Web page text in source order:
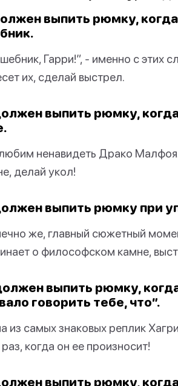
выпить рюмку,
Гарри!”, - именно с этих
их, сделай выстрел.
выпить рюмку,
ненавидеть Драко Малфоя.
делай укол!
выпить рюмку при
же, главный сюжетный
о философском камне,
выпить рюмку,
говорить тебе, что”.
из самых знаковых реплик
когда он ее произносит!
выпить рюмку,